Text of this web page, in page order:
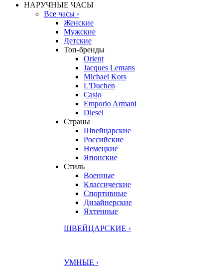
НАРУЧНЫЕ ЧАСЫ
Все часы ›
Женские
Мужские
Детские
Топ-бренды
Orient
Jacques Lemans
Michael Kors
L'Duchen
Casio
Emporio Armani
Diesel
Страны
Швейцарские
Российские
Немецкие
Японские
Стиль
Военные
Классические
Спортивные
Дизайнерские
Яхтенные
ШВЕЙЦАРСКИЕ ›
УМНЫЕ ›